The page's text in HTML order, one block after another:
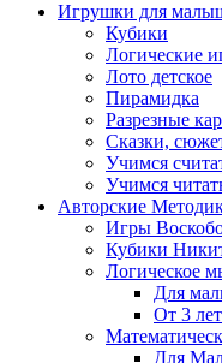
Игрушки для
Кубики
Логические
Лото детское
Пирамидка
Разрезные
Сказки,
Учимся
Учимся
Авторские
Игры
Кубики
Логическое
Для
От 3
Для